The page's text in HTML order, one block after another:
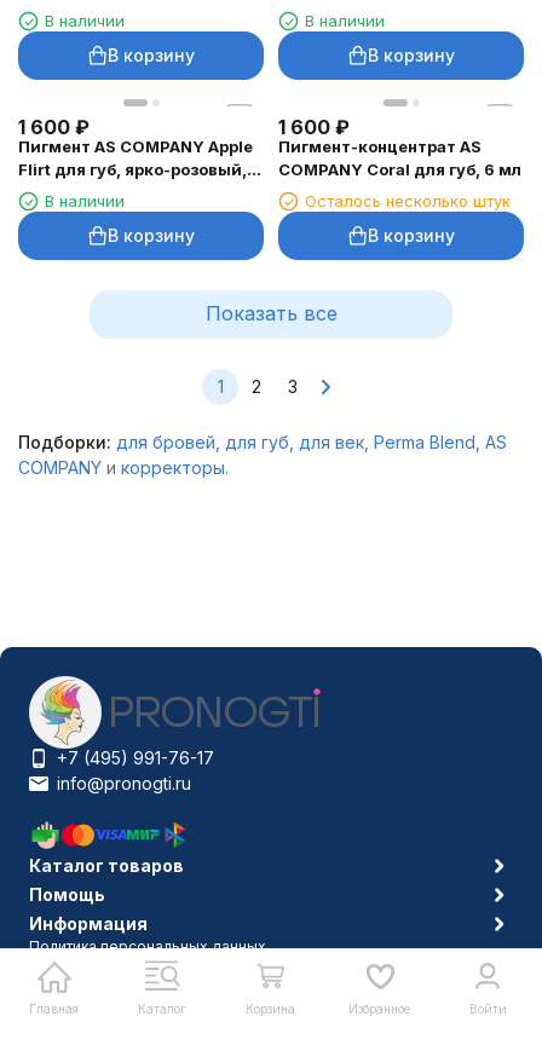
6 млВ наличии
В корзину
розовый, 6 мл
В наличии
В корзину
1 600 ₽
Пигмент AS COMPANY Apple
Flirt для губ, ярко-розовый, 6
мл В наличии
В корзину
1 600 ₽
Пигмент-концентрат AS
COMPANY Coral для губ, 6 мл
Осталось несколько штук
В корзину
Показать все
1 2 3
Подборки: для бровей для губ для век Perma Blend AS
COMPANY и корректоры.
Главная Каталог Корзина Избранное Войти
+7 (495) 991-76-17
info@pronogti.ru
Каталог товаров
Помощь
Информация
Политика персональных данных
© 2006-2026 Pronogti.ru